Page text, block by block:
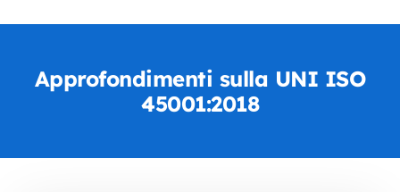
Approfondimenti sulla UNI ISO
45001:2018